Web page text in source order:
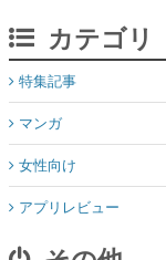
カテゴリ
特集記事
マンガ
女性向け
アプリレビュー